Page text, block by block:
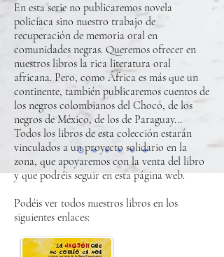
En esta serie no publicaremos novela
policíaca sino nuestro trabajo de
recuperación de memoria oral en
comunidades negras. Queremos ofrecer en
nuestros libros la rica literatura oral
africana. Pero, como África es más que un
continente, también publicaremos cuentos de
los negros colombianos del Chocó, de los
negros de México, de los de Paraguay...
Todos los libros de esta colección estarán
vinculados a un proyecto solidario en la
zona, que apoyaremos con la venta del libro
y que podréis seguir en esta página web.
Podéis ver todos nuestros libros en los
siguientes enlaces: